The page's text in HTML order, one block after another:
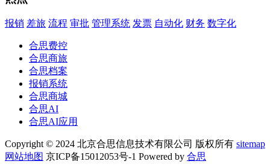
报销 差旅 流程 审批 管理系统 发票 自动化 财务 数字化
合思费控
合思商旅
合思档案
报销系统
合思商城
合思AI
合思AI应用
Copyright © 2024 北京合思信息技术有限公司 版权所有 sitemap
网站地图 京ICP备15012053号-1 Powered by 合思